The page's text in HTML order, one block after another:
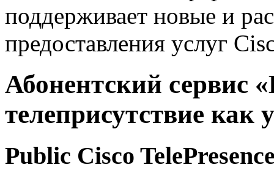
поддерживает новые и
предоставления услуг
Абонентский сервис
телеприсутствие как
Public Cisco